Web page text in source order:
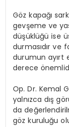
Göz kapağı
gevşeme ve
düşüklüğü ise
durmasıdır ve
durumun ayırt
derece
Op. Dr. Kemal
yalnızca dış
da
göz kuruluğu